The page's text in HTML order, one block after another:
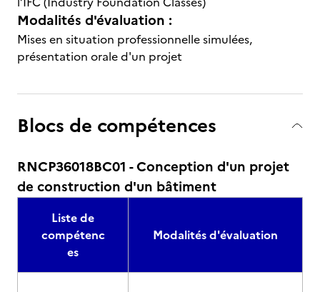
Modalités d'évaluation :
Mises en situation professionnelle simulées,
présentation orale d'un projet
Blocs de compétences
RNCP36018BC01 - Conception d'un projet
de construction d'un bâtiment
Liste de
compétenc
es
Modalités d'évaluation